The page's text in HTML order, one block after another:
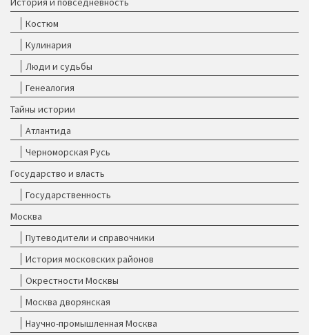
Костюм
Кулинария
Люди и судьбы
Генеалогия
Тайны истории
Атлантида
Черноморская Русь
Государство и власть
Государственность
Москва
Путеводители и справочники
История московских районов
Окрестности Москвы
Москва дворянская
Научно-промышленная Москва